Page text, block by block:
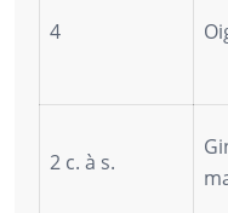
4
2 c. à s.